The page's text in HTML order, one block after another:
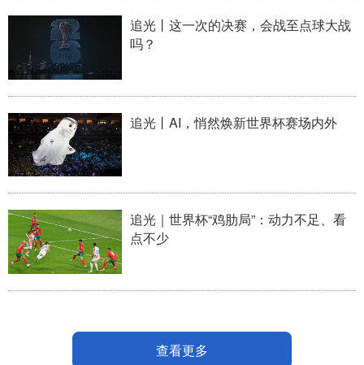
追光丨这一次的决赛，会战至点球大战
吗？
追光丨AI，悄然焕新世界杯赛场内外
追光｜世界杯“鸡肋局”：动力不足、看
点不少
查看更多